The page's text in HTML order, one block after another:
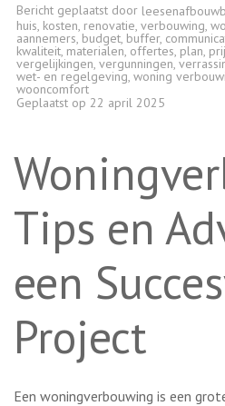
Bericht geplaatst door
huis, kosten, renovatie, verbouwing,
aannemers, budget, buffer,
kwaliteit, materialen, offertes, plan,
vergelijkingen, vergunningen,
wet- en regelgeving, woning
wooncomfort
Geplaatst op 22 april 2025
Tips en
een
Project
Een woningverbouwing is een